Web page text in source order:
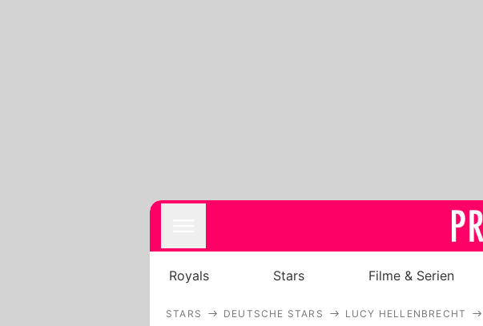
Royals Stars Filme & Serien
STARS DEUTSCHE STARS LUCY HELLENBRECHT